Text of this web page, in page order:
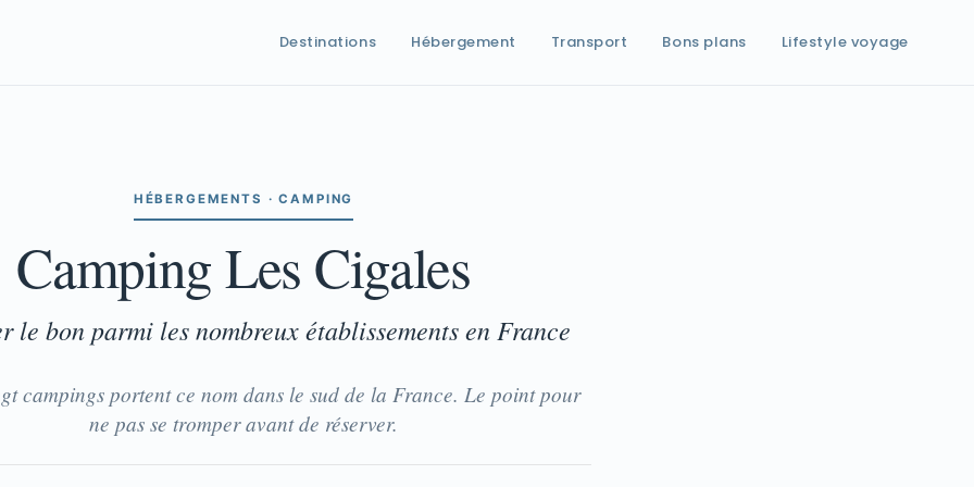
Destinations Hébergement Transport Bons plans Lifestyle voyage
HÉBERGEMENTS · CAMPING
Camping Les Cigales
le bon parmi les nombreux établissements en France
campings portent ce nom dans le sud de la France. Le point pour
ne pas se tromper avant de réserver.